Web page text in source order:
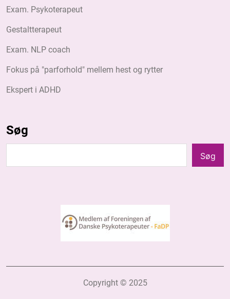
Exam. Psykoterapeut
Gestaltterapeut
Exam. NLP coach
Fokus på "parforhold" mellem hest og rytter
Ekspert i ADHD
Søg
Søg
Copyright © 2025